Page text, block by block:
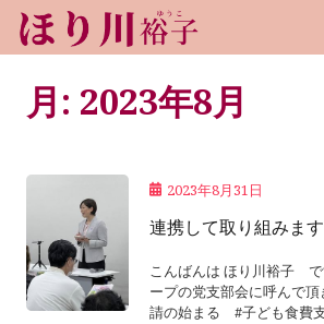
月: 2023年8月
2023年8月31日
連携して取り組みます
こんばんは ほり川裕子
ープの党支部会に呼んで
請の始まる #子ども食